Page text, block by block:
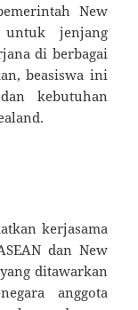
New
untuk jenjang
di berbagai
beasiswa ini
kebutuhan
kerjasama
dan New
ditawarkan
anggota